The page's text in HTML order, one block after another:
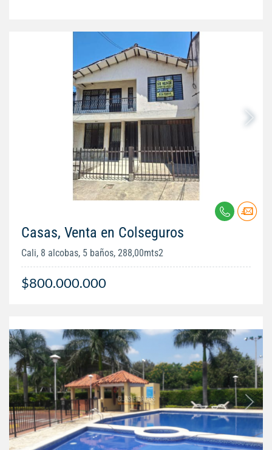
Casas, Venta en Colseguros
Cali, 8 alcobas, 5 baños, 288,00mts2
$800.000.000